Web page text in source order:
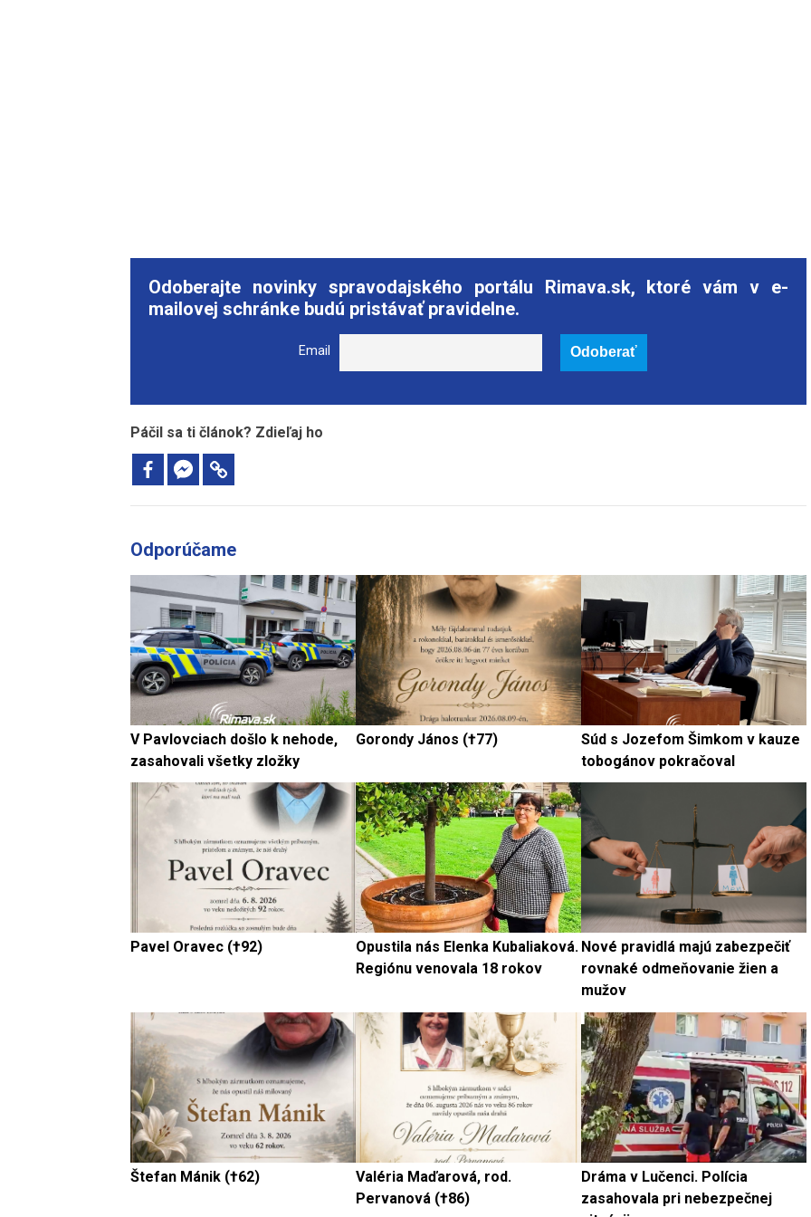
Odoberajte novinky spravodajského portálu Rimava.sk, ktoré vám v e-
mailovej schránke budú pristávať pravidelne.
Email
Páčil sa ti článok? Zdieľaj ho
Odporúčame
V Pavlovciach došlo k nehode,
zasahovali všetky zložky
Gorondy János (†77)
Súd s Jozefom Šimkom v kauze
tobogánov pokračoval
Pavel Oravec (†92)
Opustila nás Elenka Kubaliaková.
Regiónu venovala 18 rokov
Nové pravidlá majú zabezpečiť
rovnaké odmeňovanie žien a
mužov
Štefan Mánik (†62)
Valéria Maďarová, rod.
Pervanová (†86)
Dráma v Lučenci. Polícia
zasahovala pri nebezpečnej